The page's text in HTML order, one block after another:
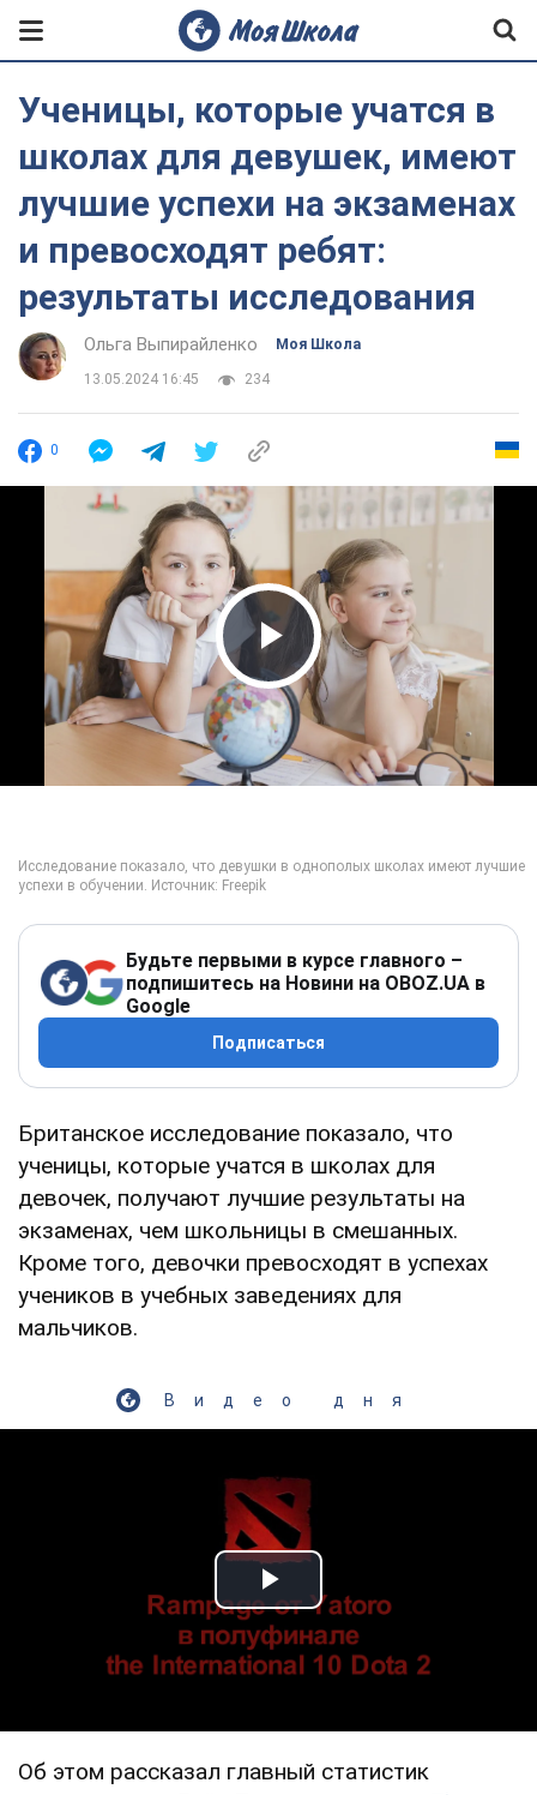
Ученицы, которые учатся в
школах для девушек, имеют
лучшие успехи на экзаменах
и превосходят ребят:
результаты исследования
Ольга Выпирайленко Моя Школа
13.05.2024 16:45 234
0
Play Video
Будьте первыми в курсе главного –
подпишитесь на Новини на OBOZ.UA в
Google
Подписаться
Британское исследование показало, что
ученицы, которые учатся в школах для
девочек, получают лучшие результаты на
экзаменах, чем школьницы в смешанных.
Кроме того, девочки превосходят в успехах
учеников в учебных заведениях для
мальчиков.
Видео дня
Play Video
Об этом рассказал главный статистик